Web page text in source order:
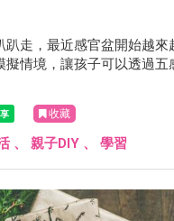
趴走，最近感官盆開始越來
情境，讓孩子可以透過五
收藏
、 親子DIY 、 學習